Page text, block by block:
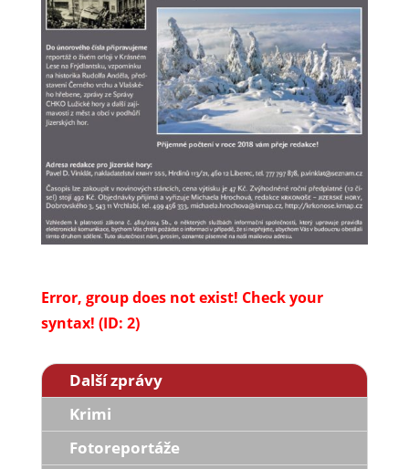
Error, group does not exist! Check your
syntax! (ID: 2)
Další zprávy
Krimi
Fotoreportáže